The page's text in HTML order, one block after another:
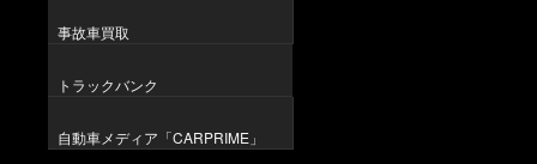
事故車買取
トラックバンク
自動車メディア「CARPRIME」